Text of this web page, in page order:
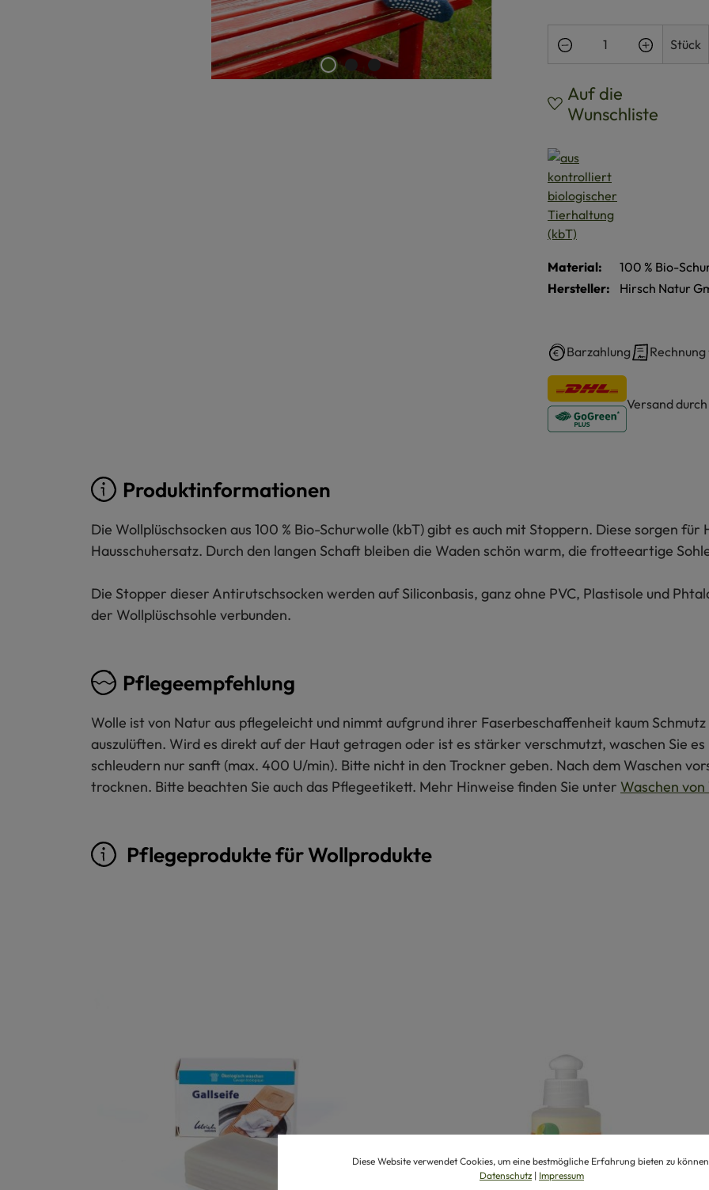
Produkt Anzahl:
Stück
Auf die
Wunschliste
Material:
100 % Bio-
Hersteller:
Hirsch Natur
Barzahlung Rechnung
Versand
Produktinformationen
Die Wollplüschsocken aus 100 % Bio-Schurwolle (kbT) gibt es auch mit Stoppern. Diese sorgen
Hausschuhersatz. Durch den langen Schaft bleiben die Waden schön warm, die frotteeartige
Die Stopper dieser Antirutschsocken werden auf Siliconbasis, ganz ohne PVC, Plastisole und
der Wollplüschsohle verbunden.
Pflegeempfehlung
Wolle ist von Natur aus pflegeleicht und nimmt aufgrund ihrer Faserbeschaffenheit kaum
auszulüften. Wird es direkt auf der Haut getragen oder ist es stärker verschmutzt, waschen Sie
schleudern nur sanft (max. 400 U/min). Bitte nicht in den Trockner geben. Nach dem Waschen
trocknen. Bitte beachten Sie auch das Pflegeetikett. Mehr Hinweise finden Sie unter Waschen
Pflegeprodukte für Wollprodukte
Diese Website verwendet Cookies, um eine bestmögliche Erfahrung bieten zu
Datenschutz | Impressum